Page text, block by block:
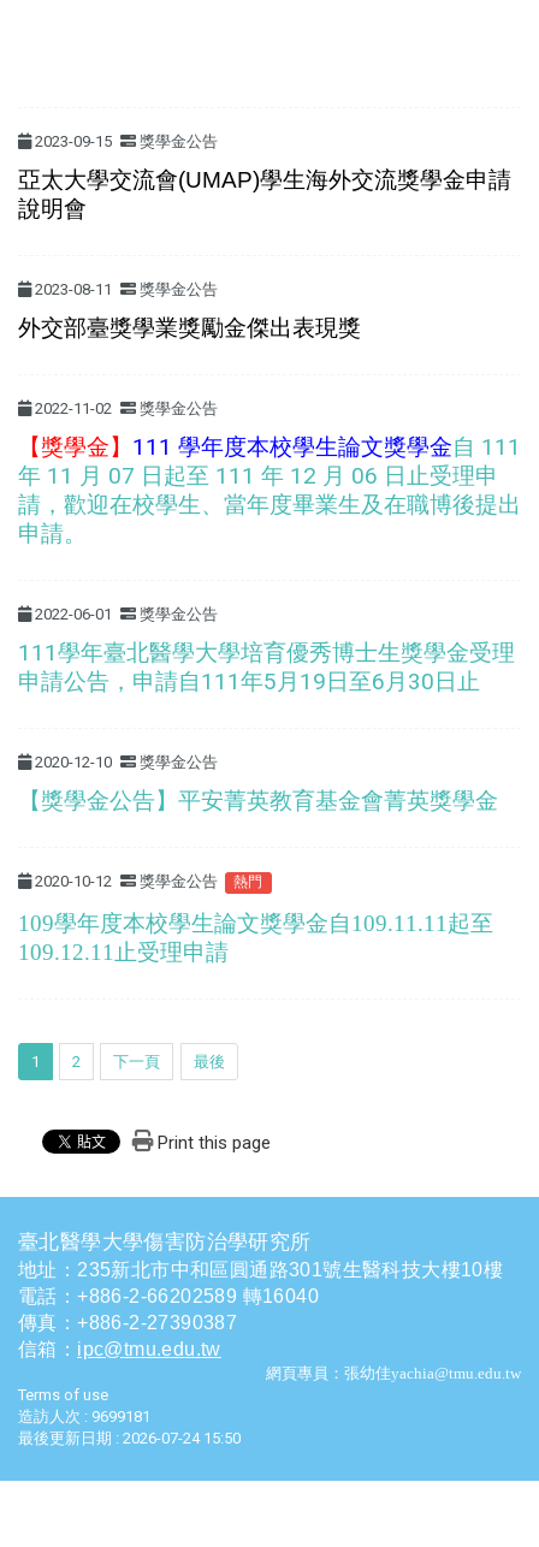
2023-09-15 獎學金公告
亞太大學交流會(UMAP)學生海外交流獎學金申請
說明會
2023-08-11 獎學金公告
外交部臺獎學業獎勵金傑出表現獎
2022-11-02 獎學金公告
【獎學金】 111 學年度本校學生論文獎學金自 111
年 11 月 07 日起至 111 年 12 月 06 日止受理申
請，歡迎在校學生、當年度畢業生及在職博後提出
申請。
2022-06-01 獎學金公告
111學年臺北醫學大學培育優秀博士生獎學金受理
申請公告，申請自111年5月19日至6月30日止
2020-12-10 獎學金公告
【獎學金公告】平安菁英教育基金會菁英獎學金
2020-10-12 獎學金公告 熱門
109學年度本校學生論文獎學金自109.11.11起至
109.12.11止受理申請
1 2 下一頁 最後
Print this page
臺北醫學大學傷害防治學研究所
地址：235新北市中和區圓通路301號生醫科技大樓10樓
電話 ：+886-2-66202589 轉16040
傳真：+886-2-27390387
信箱 ： ipc@tmu.edu.tw
網頁專員：張幼佳yachia@tmu.edu.tw
Terms of use
造訪人次 : 9699181
最後更新日期 : 2026-07-24 15:50